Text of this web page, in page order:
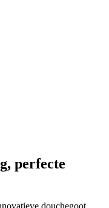
perfecte
douchegoot